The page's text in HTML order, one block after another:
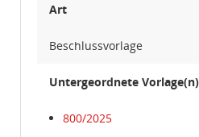
Art
Beschlussvorlage
Untergeordnete Vorlage(n)
800/2025